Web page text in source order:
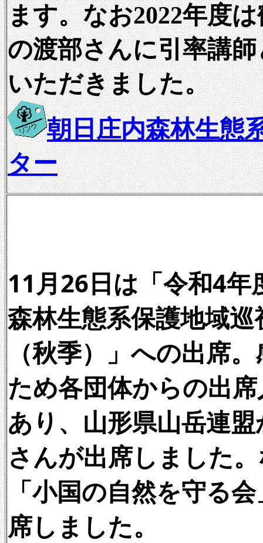
ます。なお2022年度
の渡部さんに引率講
いただきました。
朝日庄内森林生態
ター
11月26日は「令和4年
森林生態系保護地域巡
（秋季）」への出席
ため各団体からの出
あり、山形県山岳連
さんが出席しました
「小国の自然を守る
席しました。